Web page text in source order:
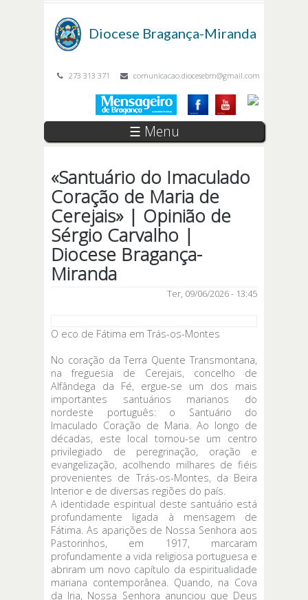
Diocese Bragança-Miranda
273 313 371 comunicacao.diocesebm@gmail.com
☰ Menu
«Santuário do Imaculado
Coração de Maria de
Cerejais» | Opinião de
Sérgio Carvalho |
Diocese Bragança-
Miranda
Ter, 09/06/2026 - 13:45
O eco de Fátima em Trás-os-Montes
No coração da Terra Quente Transmontana,
na freguesia de Cerejais, concelho de
Alfândega da Fé, ergue-se um dos mais
importantes santuários marianos do
nordeste português: o Santuário do
Imaculado Coração de Maria. Ao longo de
décadas, este local tornou-se um centro
privilegiado de peregrinação, oração e
evangelização, acolhendo milhares de fiéis
provenientes de Trás-os-Montes, da Beira
Interior e de diversas regiões do país.
A identidade espiritual deste santuário está
profundamente ligada à mensagem de
Fátima. As aparições de Nossa Senhora aos
Pastorinhos, em 1917, marcaram
profundamente a vida religiosa portuguesa e
abriram um novo capítulo da espiritualidade
mariana contemporânea. Quando, na Cova
da Iria, Nossa Senhora anunciou que Deus